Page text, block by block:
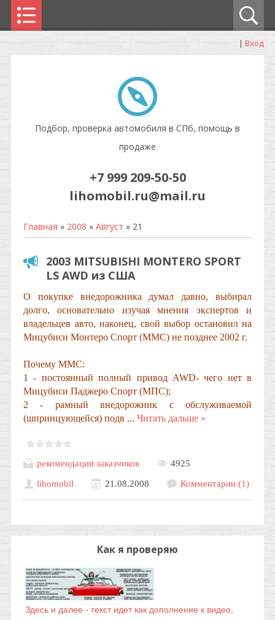
| Вход
Подбор, проверка автомобиля в СПб, помощь в
продаже
+7 999 209-50-50
lihomobil.ru@mail.ru
Главная » 2008 » Август » 21
2003 MITSUBISHI MONTERO SPORT
LS AWD из США
О покупке внедорожника думал давно, выбирал
долго, основательно изучая мнения экспертов и
владельцев авто, наконец, свой выбор остановил на
Мицубиси Монтеро Спорт (ММС) не позднее 2002 г.
Почему ММС:
1 - постоянный полный привод AWD- чего нет в
Мицубиси Паджеро Спорт (МПС);
2 - рамный внедорожник с обслуживаемой
(шпринцующейся) подв ... Читать дальше »
рекомендации заказчиков 4925
lihomobil 21.08.2008 Комментарии (1)
Как я проверяю
Здесь и далее - текст идет как дополнение к видео,